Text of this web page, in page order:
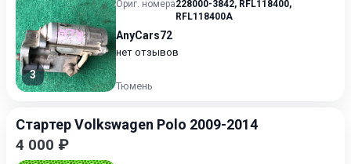
3
Ориг. номера228000-3842, RFL118400,
RFL118400A
AnyCars72
нет отзывов
Тюмень
Стартер Volkswagen Polo 2009-2014
4 000 ₽